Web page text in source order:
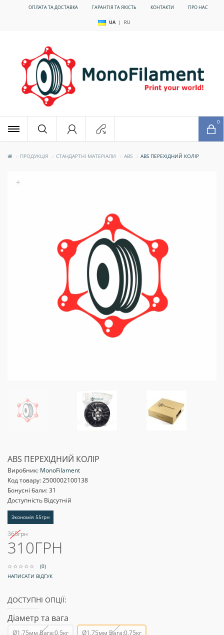
ОПЛАТА ТА ДОСТАВКА ГАРАНТІЯ ТА ЯКІСТЬ КОНТАКТИ ПРО НАС
UA | RU
0
ПРОДУКЦІЯ СТАНДАРТНІ МАТЕРІАЛИ ABS ABS ПЕРЕХІДНИЙ КОЛІР
+
ABS ПЕРЕХІДНИЙ КОЛІР
Виробник: MonoFilament
Код товару:2500002100138
Бонусні бали: 31
Доступність Відсутній
Экономія 55грн
365грн
310ГРН
(0)
НАПИСАТИ ВІДГУК
ДОСТУПНІ ОПЦІЇ:
Діаметр та вага
Ø1,75мм Вага:0,5кг Ø1,75мм Вага:0,75кг